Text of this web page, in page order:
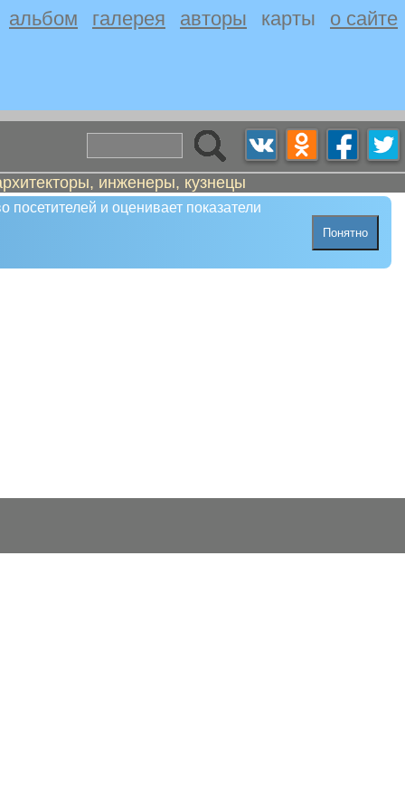
альбом галерея авторы карты о сайте
инженеры, кузнецы
и оценивает показатели
Понятно